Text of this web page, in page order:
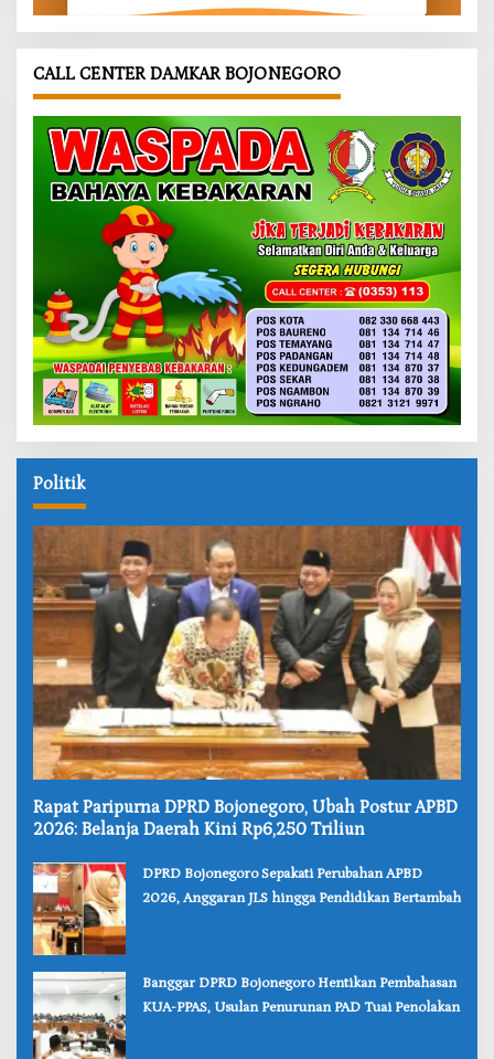
CALL CENTER DAMKAR BOJONEGORO
Politik
‎Rapat Paripurna DPRD Bojonegoro, Ubah Postur APBD
2026: Belanja Daerah Kini Rp6,250 Triliun
‎DPRD Bojonegoro Sepakati Perubahan APBD
2026, Anggaran JLS hingga Pendidikan Bertambah
‎Banggar DPRD Bojonegoro Hentikan Pembahasan
KUA-PPAS, Usulan Penurunan PAD Tuai Penolakan